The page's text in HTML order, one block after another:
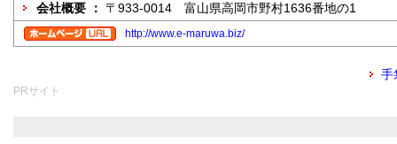
会社概要 ： 〒933-0014 富山県高岡市野村1636番地の1
http://www.e-maruwa.biz/
手
PRサイト